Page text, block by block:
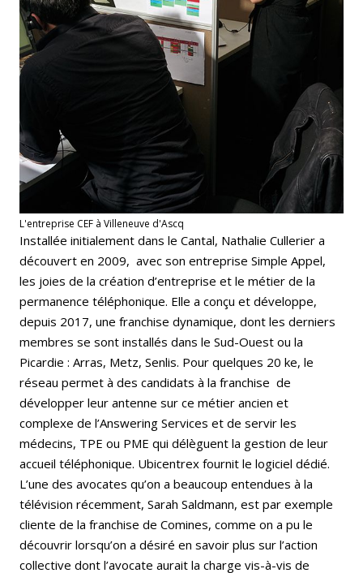
L'entreprise CEF à Villeneuve d'Ascq
Installée initialement dans le Cantal, Nathalie Cullerier a
découvert en 2009, avec son entreprise Simple Appel,
les joies de la création d’entreprise et le métier de la
permanence téléphonique. Elle a conçu et développe,
depuis 2017, une franchise dynamique, dont les derniers
membres se sont installés dans le Sud-Ouest ou la
Picardie : Arras, Metz, Senlis. Pour quelques 20 ke, le
réseau permet à des candidats à la franchise de
développer leur antenne sur ce métier ancien et
complexe de l’Answering Services et de servir les
médecins, TPE ou PME qui délèguent la gestion de leur
accueil téléphonique. Ubicentrex fournit le logiciel dédié.
L’une des avocates qu’on a beaucoup entendues à la
télévision récemment, Sarah Saldmann, est par exemple
cliente de la franchise de Comines, comme on a pu le
découvrir lorsqu’on a désiré en savoir plus sur l’action
collective dont l’avocate aurait la charge vis-à-vis de